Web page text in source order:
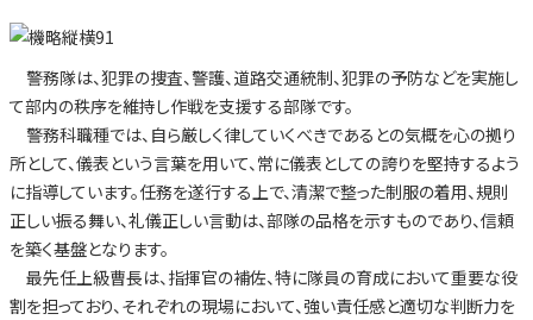
警務隊は、犯罪の捜査、警護、道路交通統制、犯罪の予防などを実施し
て部内の秩序を維持し作戦を支援する部隊です。
警務科職種では、自ら厳しく律していくべきであるとの気概を心の拠り
所として、儀表という言葉を用いて、常に儀表としての誇りを堅持するよう
に指導しています。任務を遂行する上で、清潔で整った制服の着用、規則
正しい振る舞い、礼儀正しい言動は、部隊の品格を示すものであり、信頼
を築く基盤となります。
最先任上級曹長は、指揮官の補佐、特に隊員の育成において重要な役
割を担っており、それぞれの現場において、強い責任感と適切な判断力を